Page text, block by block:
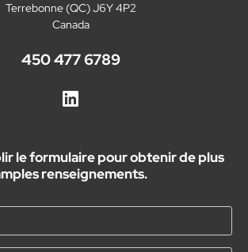
Terrebonne (QC) J6Y 4P2
Canada
450 477 6789
le formulaire pour obtenir de plus
renseignements.